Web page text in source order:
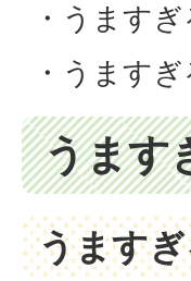
・うます
・うます
うます
うます